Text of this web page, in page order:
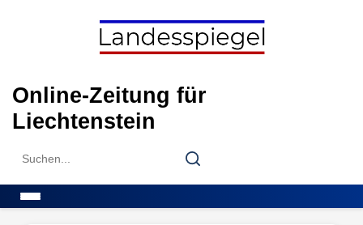
Online-Zeitung für
Liechtenstein
Search
Search